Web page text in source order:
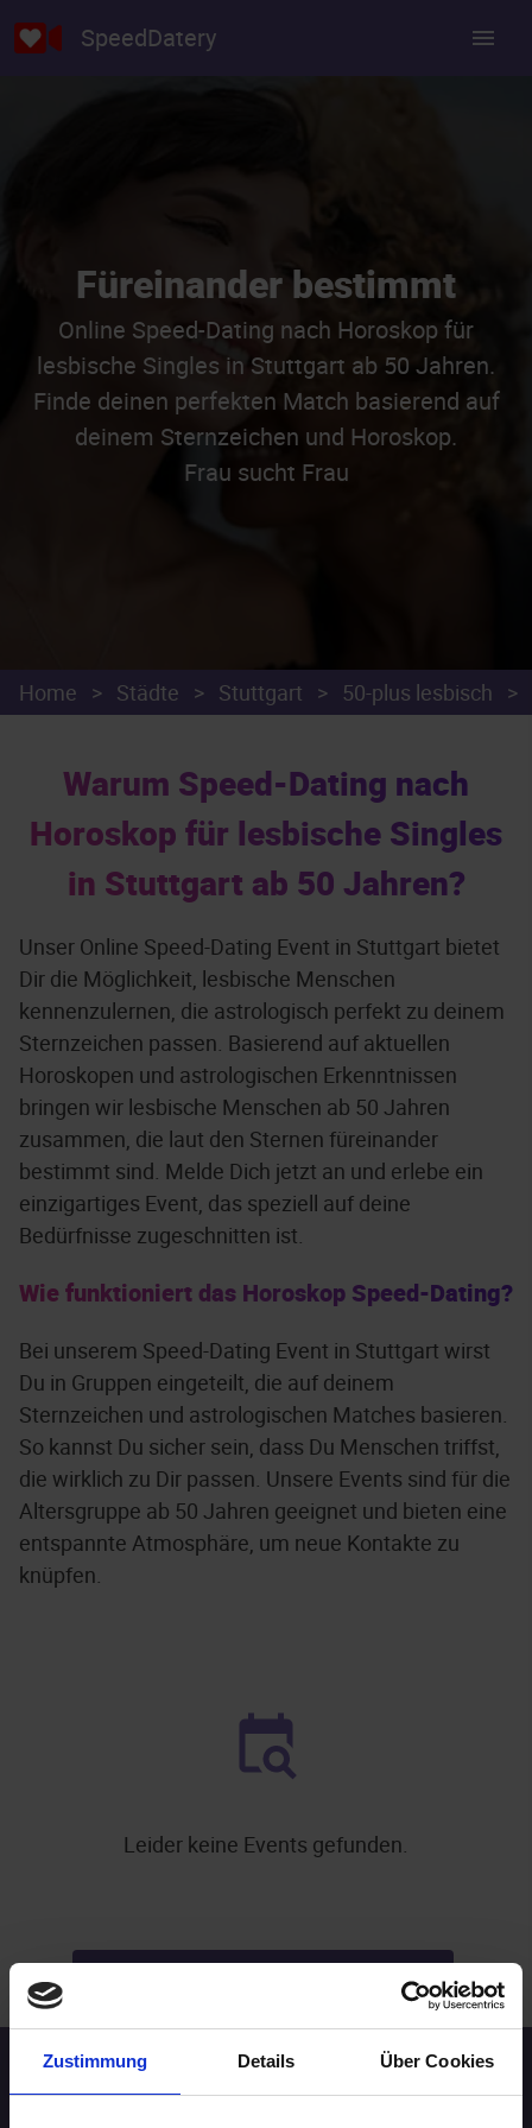
Zustimmung Details Über Cookies
SpeedDatery
Füreinander bestimmt
Online Speed-Dating nach Horoskop für
lesbische Singles in Stuttgart ab 50 Jahren.
Finde deinen perfekten Match basierend auf
deinem Sternzeichen und Horoskop.
Frau sucht Frau
Home > Städte > Stuttgart > 50-plus lesbisch >
Warum Speed-Dating nach
Horoskop für lesbische Singles
in Stuttgart ab 50 Jahren?
Unser Online Speed-Dating Event in Stuttgart bietet
Dir die Möglichkeit, lesbische Menschen
kennenzulernen, die astrologisch perfekt zu deinem
Sternzeichen passen. Basierend auf aktuellen
Horoskopen und astrologischen Erkenntnissen
bringen wir lesbische Menschen ab 50 Jahren
zusammen, die laut den Sternen füreinander
bestimmt sind. Melde Dich jetzt an und erlebe ein
einzigartiges Event, das speziell auf deine
Bedürfnisse zugeschnitten ist.
Wie funktioniert das Horoskop Speed-Dating?
Bei unserem Speed-Dating Event in Stuttgart wirst
Du in Gruppen eingeteilt, die auf deinem
Sternzeichen und astrologischen Matches basieren.
So kannst Du sicher sein, dass Du Menschen triffst,
die wirklich zu Dir passen. Unsere Events sind für die
Altersgruppe ab 50 Jahren geeignet und bieten eine
entspannte Atmosphäre, um neue Kontakte zu
knüpfen.
Leider keine Events gefunden.
WEITERE EVENTS IN STUTTGART .
Speed-Dating Events